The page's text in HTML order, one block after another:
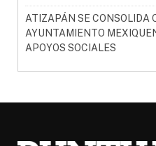
ATIZAPÁN SE CONSOLIDA
AYUNTAMIENTO
APOYOS SOCIALES